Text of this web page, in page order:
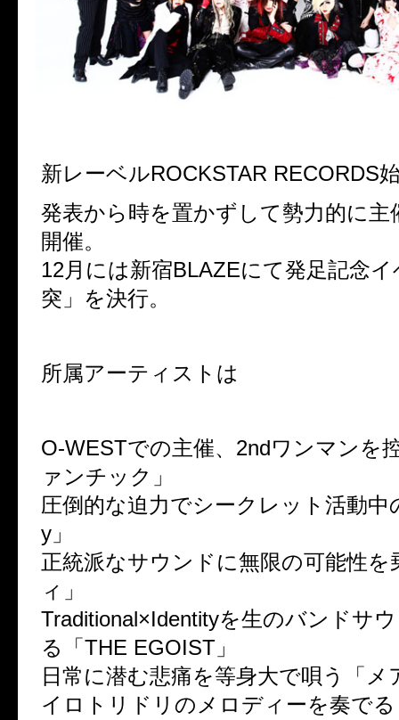
新レーベルROCKSTAR RECORDS
発表から時を置かずして勢力的に主
開催。
12月には新宿BLAZEにて発足記念
突」を決行。
所属アーティストは
O-WESTでの主催、2ndワンマンを
ァンチック」
圧倒的な迫力でシークレット活動中
y」
正統派なサウンドに無限の可能性を
ィ」
Traditional×Identityを生のバンドサ
る「THE EGOIST」
日常に潜む悲痛を等身大で唄う「メ
イロトリドリのメロディーを奏でる